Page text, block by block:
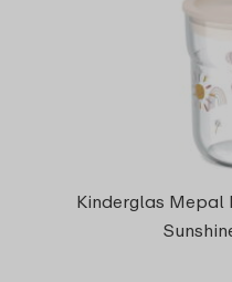
Kinderglas Mepal